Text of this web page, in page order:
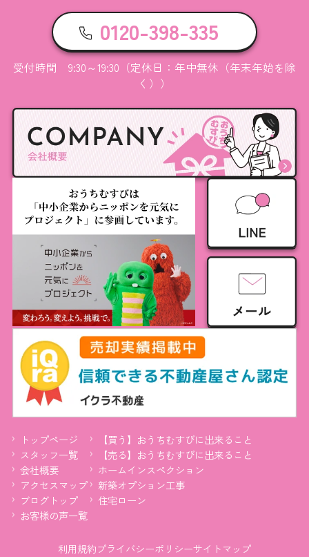
0120-398-335
受付時間 9:30～19:30（定休日：年中無休（年末年始を除
く））
トップページ
【買う】おうちむすびに出来ること
スタッフ一覧
【売る】おうちむすびに出来ること
会社概要
ホームインスペクション
アクセスマップ
新築オプション工事
ブログトップ
住宅ローン
お客様の声一覧
利用規約プライバシーポリシーサイトマップ